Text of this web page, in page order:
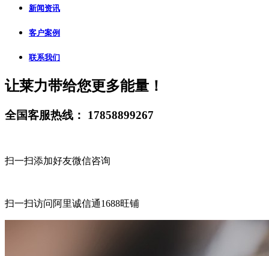
新闻资讯
客户案例
联系我们
让莱力带给您更多能量！
全国客服热线： 17858899267
扫一扫添加好友微信咨询
扫一扫访问阿里诚信通1688旺铺